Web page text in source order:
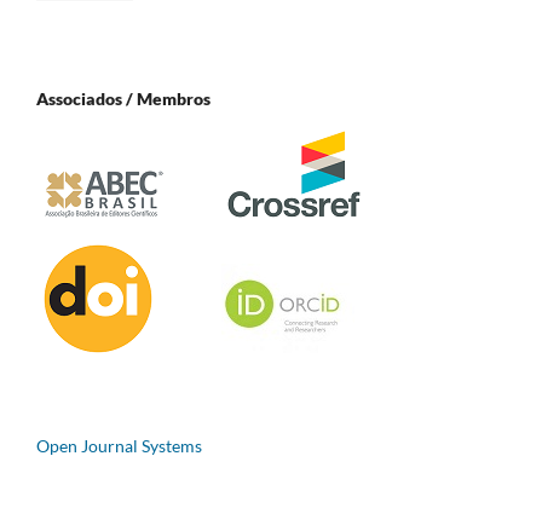
Associados / Membros
Open Journal Systems